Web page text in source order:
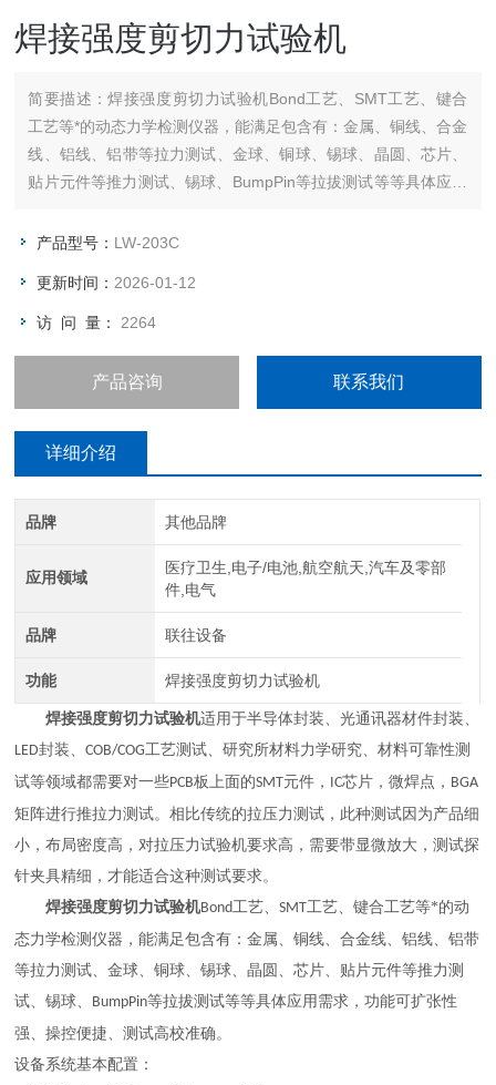
焊接强度剪切力试验机
简要描述：焊接强度剪切力试验机Bond工艺、SMT工艺、键合
工艺等*的动态力学检测仪器，能满足包含有：金属、铜线、合金
线、铝线、铝带等拉力测试、金球、铜球、锡球、晶圆、芯片、
贴片元件等推力测试、锡球、BumpPin等拉拔测试等等具体应用
产品型号： LW-203C
更新时间： 2026-01-12
访 问 量： 2264
产品咨询 联系我们
详细介绍
品牌 其他品牌
应用领域
医疗卫生,电子/电池,航空航天,汽车及零部
件,电气
品牌 联往设备
功能 焊接强度剪切力试验机
焊接强度剪切力试验机适用于半导体封装、光通讯器材件封装、
LED封装、COB/COG工艺测试、研究所材料力学研究、材料可靠性测
试等领域都需要对一些PCB板上面的SMT元件， IC芯片，微焊点， BGA
矩阵进行推拉力测试。相比传统的拉压力测试，此种测试因为产品细
小，布局密度高，对拉压力试验机要求高，需要带显微放大，测试探
针夹具精细，才能适合这种测试要求。
焊接强度剪切力试验机Bond工艺、SMT工艺、键合工艺等*的动
态力学检测仪器，能满足包含有：金属、铜线、合金线、铝线、铝带
等拉力测试、金球、铜球、锡球、晶圆、芯片、贴片元件等推力测
试、锡球、
BumpPin等拉拔测试等等具体应用需求，功能可扩张性
强、操控便捷、测试高校准确 。
设备系统基本配置：